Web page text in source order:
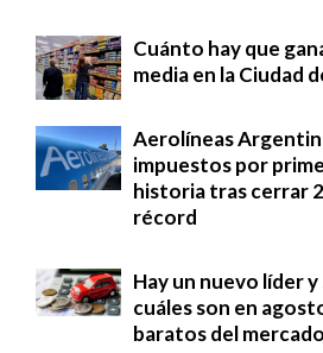
Cuánto hay que
media en la Ciudad
Aerolíneas
impuestos por
historia tras cerrar
récord
Hay un nuevo líder
cuáles son en
baratos del mercado